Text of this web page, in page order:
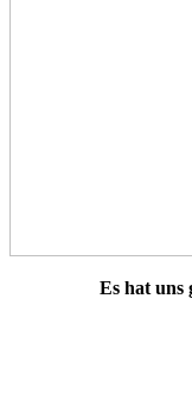
Es hat uns